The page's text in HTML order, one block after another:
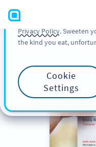
Scroll down
You can also find more
analytic activities and
Privacy Policy. Sweeten
the kind you eat,
Cookie
Settings